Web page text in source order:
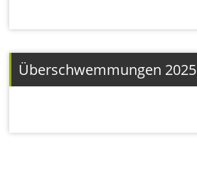
Überschwemmungen 2025